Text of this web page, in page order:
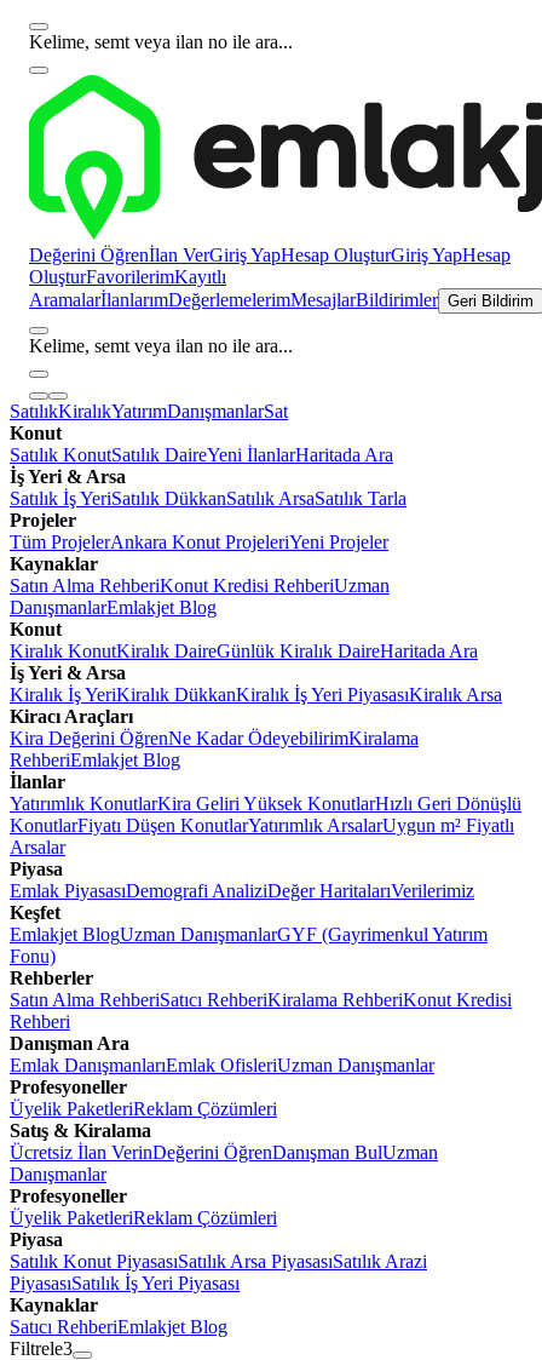
Kelime, semt veya ilan no ile ara...
Değerini Öğrenİlan VerGiriş YapHesap OluşturGiriş YapHesap
OluşturFavorilerimKayıtlı
AramalarİlanlarımDeğerlemelerimMesajlarBildirimler Geri Bildirim
Kelime, semt veya ilan no ile ara...
SatılıkKiralıkYatırımDanışmanlarSat
Konut
Satılık KonutSatılık DaireYeni İlanlarHaritada Ara
İş Yeri & Arsa
Satılık İş YeriSatılık DükkanSatılık ArsaSatılık Tarla
Projeler
Tüm ProjelerAnkara Konut ProjeleriYeni Projeler
Kaynaklar
Satın Alma RehberiKonut Kredisi RehberiUzman
DanışmanlarEmlakjet Blog
Konut
Kiralık KonutKiralık DaireGünlük Kiralık DaireHaritada Ara
İş Yeri & Arsa
Kiralık İş YeriKiralık DükkanKiralık İş Yeri PiyasasıKiralık Arsa
Kiracı Araçları
Kira Değerini ÖğrenNe Kadar ÖdeyebilirimKiralama
RehberiEmlakjet Blog
İlanlar
Yatırımlık KonutlarKira Geliri Yüksek KonutlarHızlı Geri Dönüşlü
KonutlarFiyatı Düşen KonutlarYatırımlık ArsalarUygun m² Fiyatlı
Arsalar
Piyasa
Emlak PiyasasıDemografi AnaliziDeğer HaritalarıVerilerimiz
Keşfet
Emlakjet BlogUzman DanışmanlarGYF (Gayrimenkul Yatırım
Fonu)
Rehberler
Satın Alma RehberiSatıcı RehberiKiralama RehberiKonut Kredisi
Rehberi
Danışman Ara
Emlak DanışmanlarıEmlak OfisleriUzman Danışmanlar
Profesyoneller
Üyelik PaketleriReklam Çözümleri
Satış & Kiralama
Ücretsiz İlan VerinDeğerini ÖğrenDanışman BulUzman
Danışmanlar
Profesyoneller
Üyelik PaketleriReklam Çözümleri
Piyasa
Satılık Konut PiyasasıSatılık Arsa PiyasasıSatılık Arazi
PiyasasıSatılık İş Yeri Piyasası
Kaynaklar
Satıcı RehberiEmlakjet Blog
Filtrele3